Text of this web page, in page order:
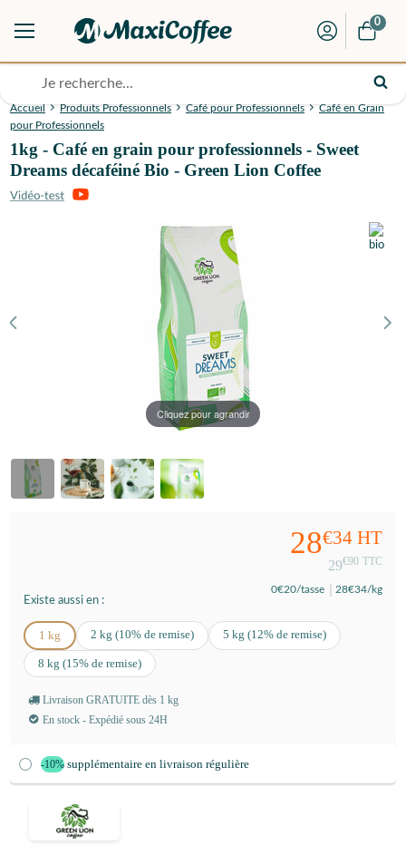
0
Accueil Produits Professionnels Café pour Professionnels
Café en Grain
pour Professionnels
1kg - Café en grain pour professionnels - Sweet
Dreams décaféiné Bio - Green Lion Coffee
Cliquez pour agrandir
28€34 HT
29€90 TTC
0€20/tasse 28€34/kg
Existe aussi en :
1 kg 2 kg (10% de remise) 5 kg (12% de remise)
8 kg (15% de remise)
Livraison GRATUITE dès 1 kg
En stock - Expédié sous 24H
-10% supplémentaire en livraison régulière